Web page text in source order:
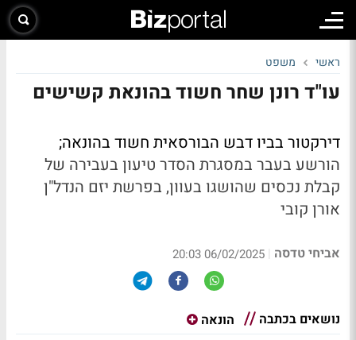
ראשי משפט
עו"ד רונן שחר חשוד בהונאת קשישים
דירקטור בביו דבש הבורסאית חשוד בהונאה;
הורשע בעבר במסגרת הסדר טיעון בעבירה של
קבלת נכסים שהושגו בעוון, בפרשת יזם הנדל"ן
אורן קובי
אביחי טדסה |
06/02/2025 20:03
נושאים בכתבה הונאה